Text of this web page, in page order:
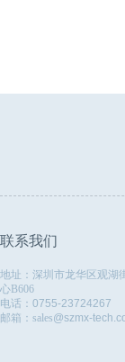
地址： 深圳市龙华区观湖
心B606
电话： 0755-23724267
邮箱：sales@szmx-
联系我们